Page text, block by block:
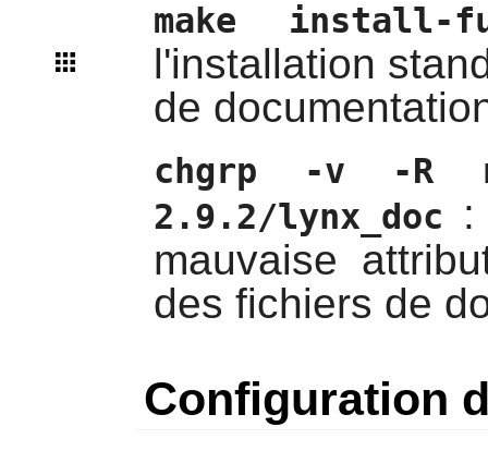
make install-
l'installation
de
chgrp -v -R
2.9.2/lynx_doc
:
mauvaise
des fichiers de
Configuration